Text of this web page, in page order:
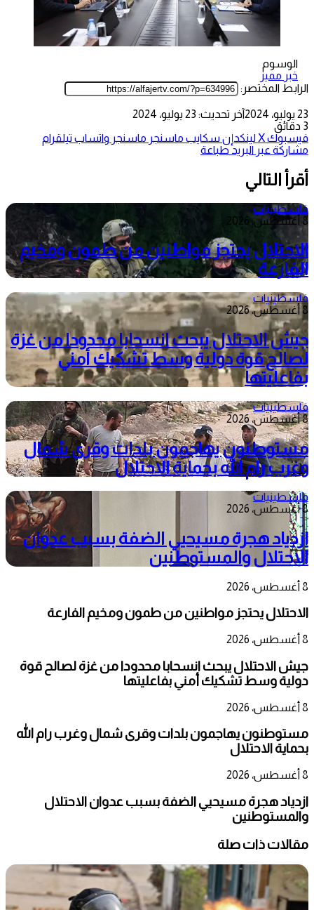
الوسوم
خبر مميز
الرابط المختصر:
23 يوليو، 2024
آخر تحديث: 23 يوليو، 2024
3 دقائق
فيسبوك‫Xلينكدإن سكايب ماسنجر ماسنجر واتساب تيلقرام
مشاركة عبر البريد طباعة
أقرأ التالي
فلسطينيات
8 أغسطس، 2026
الاحتلال يحتجز مواطنين من طمون ومخيم
الفارعة
فلسطينيات
8 أغسطس، 2026
جيش الاحتلال يبحث انسحابا محدودا من غزة
لصالح قوة دولية وسط تشكيك أمني
بفاعليتها
فلسطينيات
8 أغسطس، 2026
مستوطنون يهاجمون بلدات وقرى شمال
وغرب رام الله بحماية الاحتلال
فلسطينيات
8 أغسطس، 2026
ازدياد هجرة مسيحيي الضفة بسبب عدوان
الاحتلال والمستوطنين
8 أغسطس، 2026
الاحتلال يحتجز مواطنين من طمون ومخيم الفارعة
8 أغسطس، 2026
جيش الاحتلال يبحث انسحابا محدودا من غزة لصالح قوة
دولية وسط تشكيك أمني بفاعليتها
8 أغسطس، 2026
مستوطنون يهاجمون بلدات وقرى شمال وغرب رام الله
بحماية الاحتلال
8 أغسطس، 2026
ازدياد هجرة مسيحيي الضفة بسبب عدوان الاحتلال
والمستوطنين
مقالات ذات صلة